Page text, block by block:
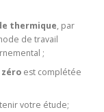
thermique, par
de travail
;
est complétée
votre étude;